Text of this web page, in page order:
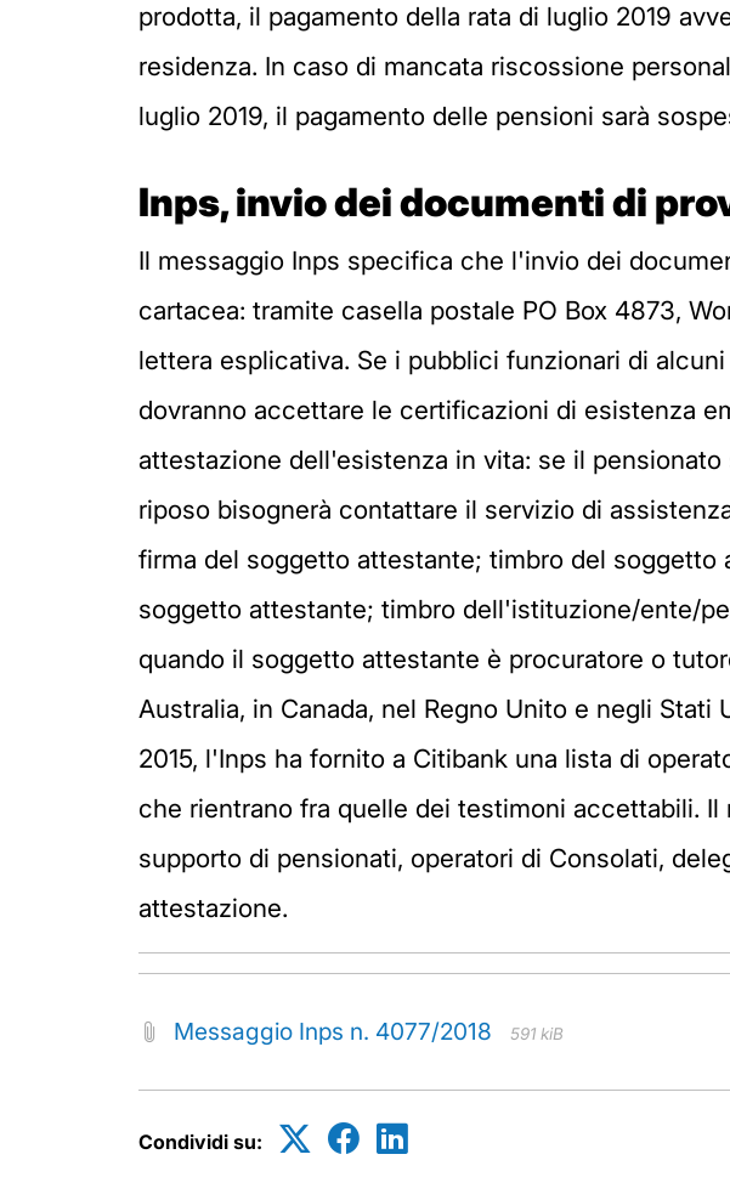
prodotta, il pagamento della rata di luglio 2019
residenza. In caso di mancata riscossione
luglio 2019, il pagamento delle pensioni sarà
Inps, invio dei documenti di
Il messaggio Inps specifica che l'invio dei
cartacea: tramite casella postale PO Box 4873,
lettera esplicativa. Se i pubblici funzionari di
dovranno accettare le certificazioni di esistenza
attestazione dell'esistenza in vita: se il
riposo bisognerà contattare il servizio di
firma del soggetto attestante; timbro del
soggetto attestante; timbro dell'istituzione/ente/
quando il soggetto attestante è procuratore o
Australia, in Canada, nel Regno Unito e negli
2015, l'Inps ha fornito a Citibank una lista di
che rientrano fra quelle dei testimoni accettabili.
supporto di pensionati, operatori di Consolati,
attestazione.
Messaggio Inps n. 4077/2018 591 kiB
Condividi su: